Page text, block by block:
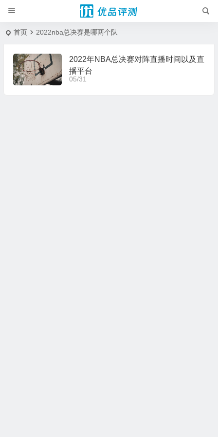
首页 2022nba总决赛是哪两个队
2022年NBA总决赛对阵直播时间以及直
播平台
05/31